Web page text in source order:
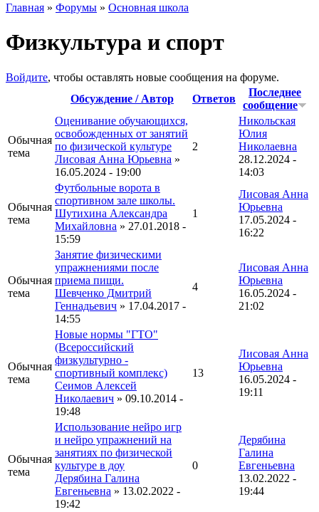
Главная » Форумы » Основная школа
Физкультура и спорт
Войдите, чтобы оставлять новые сообщения на форуме.
Обсуждение / Автор
Ответов
Последнее
сообщение
Обычная
тема
Оценивание обучающихся,
освобожденных от занятий
по физической культуре
Лисовая Анна Юрьевна »
16.05.2024 - 19:00
2
Никольская
Юлия
Николаевна
28.12.2024 -
14:03
Обычная
тема
Футбольные ворота в
спортивном зале школы.
Шутихина Александра
Михайловна » 27.01.2018 -
15:59
1
Лисовая Анна
Юрьевна
17.05.2024 -
16:22
Обычная
тема
Занятие физическими
упражнениями после
приема пищи.
Шевченко Дмитрий
Геннадьевич » 17.04.2017 -
14:55
4
Лисовая Анна
Юрьевна
16.05.2024 -
21:02
Обычная
тема
Новые нормы "ГТО"
(Всероссийский
физкультурно -
спортивный комплекс)
Сеимов Алексей
Николаевич » 09.10.2014 -
19:48
13
Лисовая Анна
Юрьевна
16.05.2024 -
19:11
Обычная
тема
Использование нейро игр
и нейро упражнений на
занятиях по физической
культуре в доу
Дерябина Галина
Евгеньевна » 13.02.2022 -
19:42
0
Дерябина
Галина
Евгеньевна
13.02.2022 -
19:44